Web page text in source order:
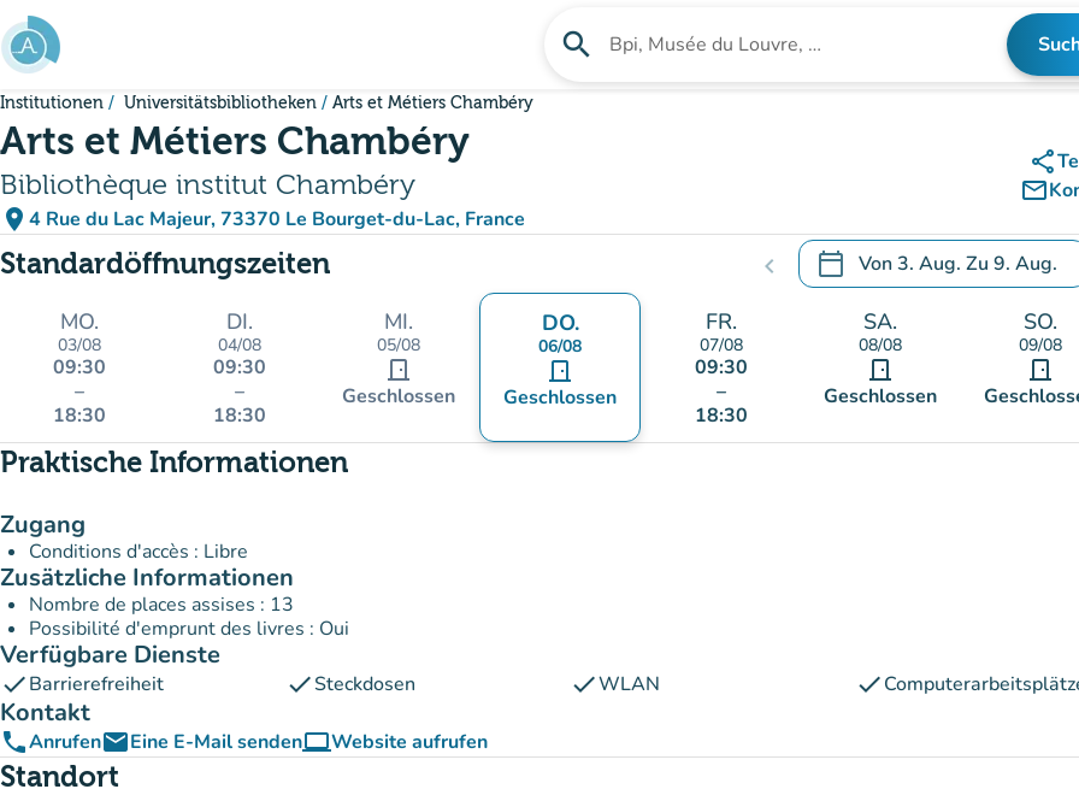
Gehe zum Hauptinhalt
search Suche nach einer Einrichtung
Institutionen Universitätsbibliotheken Arts et Métiers Chambéry
Arts et Métiers Chambéry
Bibliothèque institut Chambéry
place 4 Rue du Lac Majeur, 73370 Le Bourget-du-Lac, France
(in Google Maps öffnen)
(new tab)
share
mail_outline
Standardöffnungszeiten chevron_left calendar_today Von3. Aug. Zu 9. Aug.
.Öffnen Sie den Kalender,
MO.
03/08
09:30
–
18:30
DI.
04/08
09:30
–
18:30
MI.
05/08
door_front
Geschlossen
DO.
06/08
door_front
Geschlossen
FR.
07/08
09:30
–
18:30
SA.
08/08
door_front
Geschlossen
SO.
09/08
door_front
Praktische Informationen
Zugang
Conditions d'accès : Libre
Zusätzliche Informationen
Nombre de places assises : 13
Possibilité d'emprunt des livres : Oui
Verfügbare Dienste
checkBarrierefreiheit checkSteckdosen checkWLAN check
Kontakt
phoneAnrufenemailEine E-Mail sendencomputerWebsite aufrufen
(new tab)
Standort